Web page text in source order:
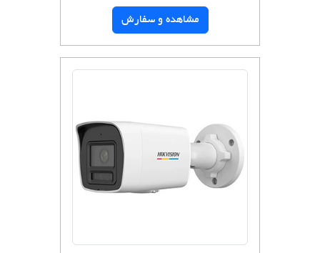
مشاهده و سفارش